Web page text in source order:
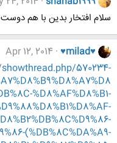
سلام افتخار بدین با هم
♥milad♥
Apr 12, 2014
570234-
%D8%AF%D8%B1-
(%DB%8C%DA%A9-